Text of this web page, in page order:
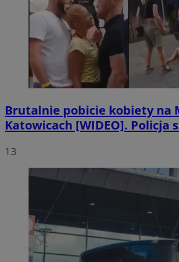
Brutalnie pobicie kobiety na
Katowicach [WIDEO]. Policja
13